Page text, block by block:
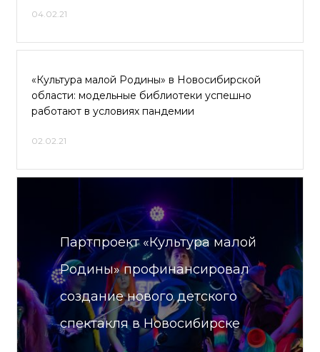
04.02.21
«Культура малой Родины» в Новосибирской
области: модельные библиотеки успешно
работают в условиях пандемии
02.02.21
Партпроект «Культура малой
Родины» профинансировал
создание нового детского
спектакля в Новосибирске